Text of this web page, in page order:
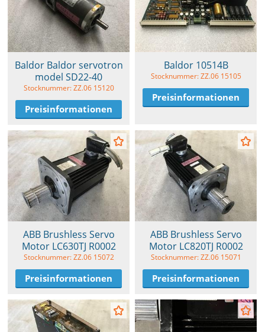
Baldor Baldor servotron
model SD22-40
Stocknummer: ZZ.06 15120
Preisinformationen
Baldor 10514B
Stocknummer: ZZ.06 15105
Preisinformationen
ABB Brushless Servo
Motor LC630TJ R0002
Stocknummer: ZZ.06 15072
Preisinformationen
ABB Brushless Servo
Motor LC820TJ R0002
Stocknummer: ZZ.06 15071
Preisinformationen